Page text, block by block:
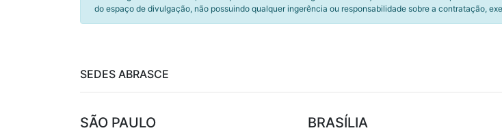
do espaço de divulgação, não possuindo qualquer ingerência ou responsabilidade sobre a contratação,
SEDES ABRASCE
SÃO PAULO BRASÍLIA